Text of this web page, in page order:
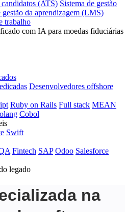
candidatos (ATS) Sistema de gestão
gestão da aprendizagem (LMS)
trabalho
com IA para moedas fiduciárias
Desenvolvedores offshore
Ruby on Rails Full stack MEAN
Cobol
Swift
Fintech SAP Odoo Salesforce
legado
na